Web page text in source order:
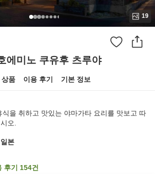
19
에미노 쿠유후 츠루야
상품 이용 후기 기본 정보
식을 취하고 맛있는 야마가타 요리를 맛보고 따
오.
본
후기 154건